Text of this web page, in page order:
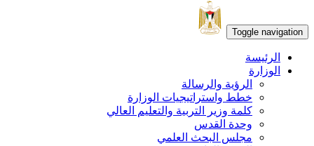
Toggle navigation
الرئيسة
الوزارة
الرؤية والرسالة
خطط واستراتيجيات الوزارة
كلمة وزير التربية والتعليم العالي
وحدة القدس
مجلس البحث العلمي